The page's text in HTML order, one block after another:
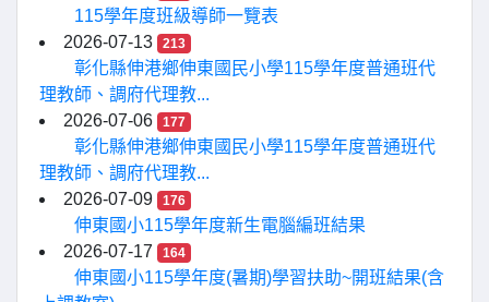
115學年度班級導師一覽表
2026-07-13
213
彰化縣伸港鄉伸東國民小學115學年度普通班代
理教師、調府代理教...
2026-07-06
177
彰化縣伸港鄉伸東國民小學115學年度普通班代
理教師、調府代理教...
2026-07-09
176
伸東國小115學年度新生電腦編班結果
2026-07-17
164
伸東國小115學年度(暑期)學習扶助~開班結果(含